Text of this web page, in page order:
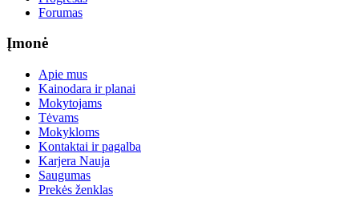
Forumas
Įmonė
Apie mus
Kainodara ir planai
Mokytojams
Tėvams
Mokykloms
Kontaktai ir pagalba
Karjera Nauja
Saugumas
Prekės ženklas